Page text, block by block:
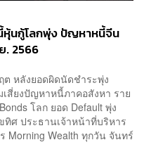
นกู้โลกพุ่ง ปัญหาหนี้จีน
. 2566
หลังยอดผิดนัดชำระพุ่ง
สี่ยงปัญหาหนี้ภาคอสังหา ราย
โลก ยอด Default พุ่ง
ทิศ ประธานเจ้าหน้าที่บริหาร
Morning Wealth ทุกวัน จันทร์